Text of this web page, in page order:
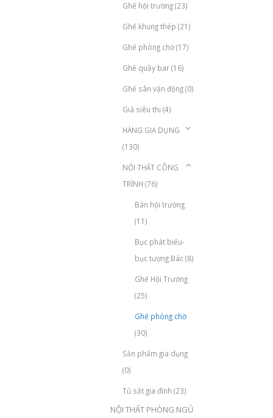
Ghế hội trường(23)
Ghế khung thép (21)
Ghế phòng chờ(17)
Ghế quầy bar(16)
Ghế sân vận động(0)
Giá siêu thị (4)
HÀNG GIA DỤNG
(130)
NỘI THẤT CÔNG
TRÌNH (76)
Bàn hội trường
(11)
Bục phát biểu-
bục tượng Bác(8)
Ghế Hội Trường
(25)
Ghế phòng chờ
(30)
Sản phẩm gia dụng
(0)
Tủ sắt gia đình (23)
NỘI THẤT PHÒNG NGỦ